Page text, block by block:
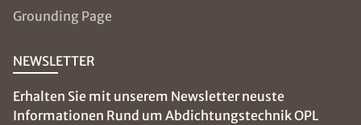
Grounding Page
NEWSLETTER
Erhalten Sie mit unserem Newsletter neuste
Informationen Rund um Abdichtungstechnik OPL